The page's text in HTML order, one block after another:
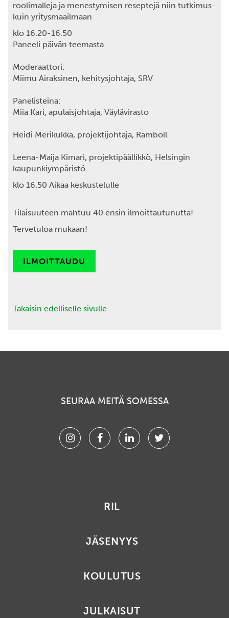
roolimalleja ja menestymisen reseptejä niin tutkimus-
kuin yritysmaailmaan
klo 16.20-16.50
Paneeli päivän teemasta
Moderaattori:
Miimu Airaksinen, kehitysjohtaja, SRV
Panelisteina:
Miia Kari, apulaisjohtaja, Väylävirasto
Heidi Merikukka, projektijohtaja, Ramboll
Leena-Maija Kimari, projektipäällikkö, Helsingin
kaupunkiympäristö
klo 16.50 Aikaa keskustelulle
Tilaisuuteen mahtuu 40 ensin ilmoittautunutta!
Tervetuloa mukaan!
ILMOITTAUDU
Takaisin edelliselle sivulle
SEURAA MEITÄ SOMESSA
InstagramFacebookLinkedinTwitter
RIL
JÄSENYYS
KOULUTUS
JULKAISUT